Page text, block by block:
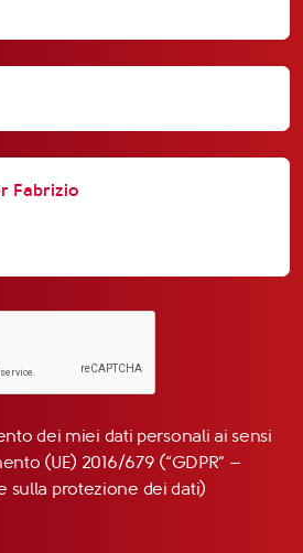
dei miei dati personali ai sensi
(UE) 2016/679 (“GDPR” –
sulla protezione dei dati)